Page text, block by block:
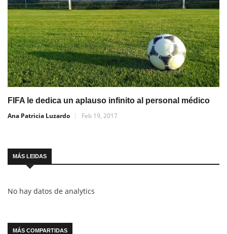
FIFA le dedica un aplauso infinito al personal médico
Ana Patricia Luzardo
Feb 19, 2017
MÁS LEIDAS
No hay datos de analytics
MÁS COMPARTIDAS